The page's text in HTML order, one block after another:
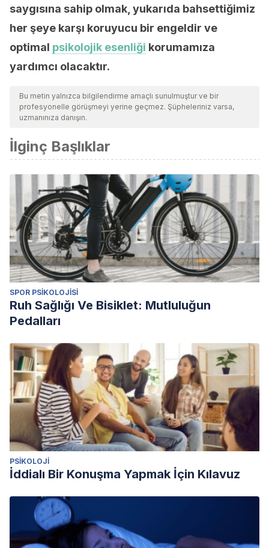
saygısına sahip olmak, yukarıda bahsettiğimiz
her şeye karşı koruyucu bir engeldir ve
optimal psikolojik esenliği korumamıza
yardımcı olacaktır.
Bu metin yalnızca bilgilendirme amaçlı sunulmuştur ve bir
profesyonelle görüşmeyi yerine geçmez. Şüpheleriniz varsa,
uzmanınıza danışın.
İlginç Başlıklar
SPOR PSIKOLOJISI
Ruh Sağlığı Ve Bisiklet: Mutluluğun
Pedalları
PSIKOLOJI
İddialı Bir Konuşma Yapmak İçin Kılavuz